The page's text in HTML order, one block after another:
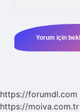
https://forumdl.com
https://moiva.com.tr